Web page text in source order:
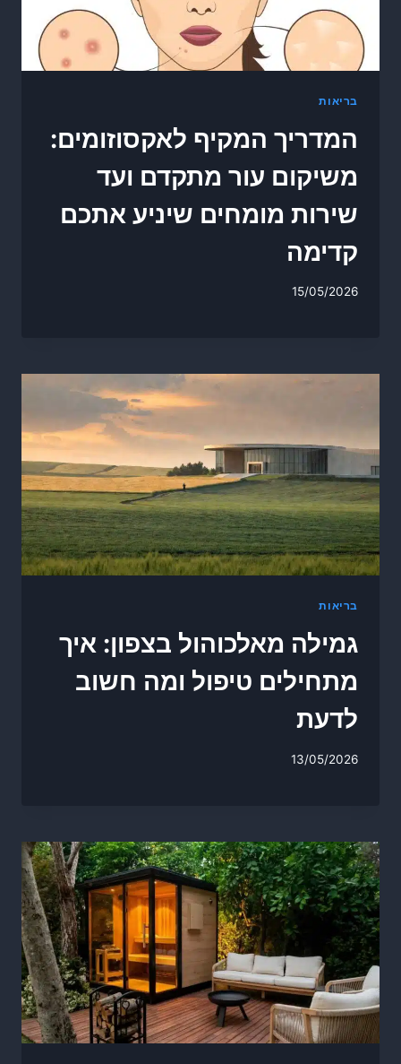
בריאות
המדריך המקיף לאקסוזומים:
משיקום עור מתקדם ועד
שירות מומחים שיניע אתכם
קדימה
15/05/2026
בריאות
גמילה מאלכוהול בצפון: איך
מתחילים טיפול ומה חשוב
לדעת
13/05/2026